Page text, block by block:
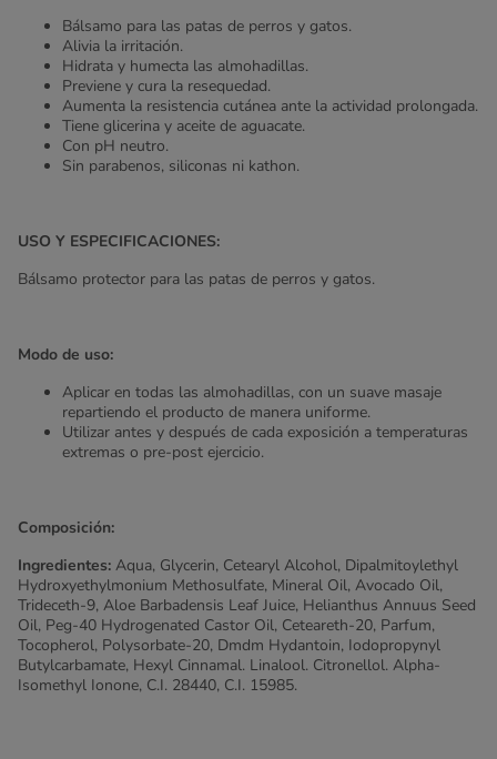
Bálsamo para las patas de perros y gatos.
Alivia la irritación.
Hidrata y humecta las almohadillas.
Previene y cura la resequedad.
Aumenta la resistencia cutánea ante la actividad prolongada.
Tiene glicerina y aceite de aguacate.
Con pH neutro.
Sin parabenos, siliconas ni kathon.
USO Y ESPECIFICACIONES:
Bálsamo protector para las patas de perros y gatos.
Modo de uso:
Aplicar en todas las almohadillas, con un suave masaje
repartiendo el producto de manera uniforme.
Utilizar antes y después de cada exposición a temperaturas
extremas o pre-post ejercicio.
Composición:
Ingredientes: Aqua, Glycerin, Cetearyl Alcohol, Dipalmitoylethyl
Hydroxyethylmonium Methosulfate, Mineral Oil, Avocado Oil,
Trideceth-9, Aloe Barbadensis Leaf Juice, Helianthus Annuus Seed
Oil, Peg-40 Hydrogenated Castor Oil, Ceteareth-20, Parfum,
Tocopherol, Polysorbate-20, Dmdm Hydantoin, Iodopropynyl
Butylcarbamate, Hexyl Cinnamal. Linalool. Citronellol. Alpha-
Isomethyl Ionone, C.I. 28440, C.I. 15985.